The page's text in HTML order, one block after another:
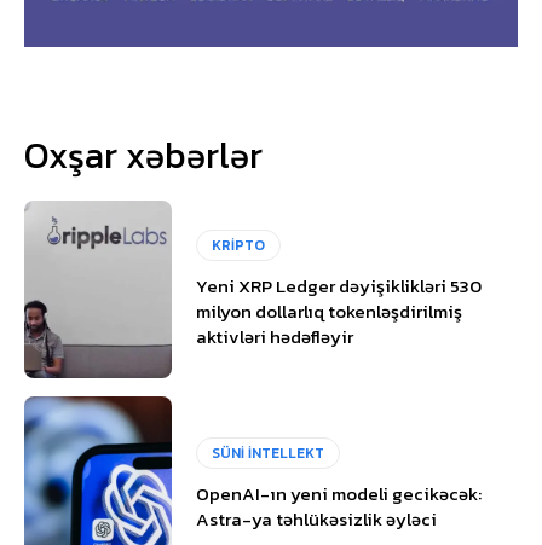
Oxşar xəbərlər
KRİPTO
Yeni XRP Ledger dəyişiklikləri 530
milyon dollarlıq tokenləşdirilmiş
aktivləri hədəfləyir
SÜNİ İNTELLEKT
OpenAI-ın yeni modeli gecikəcək:
Astra-ya təhlükəsizlik əyləci